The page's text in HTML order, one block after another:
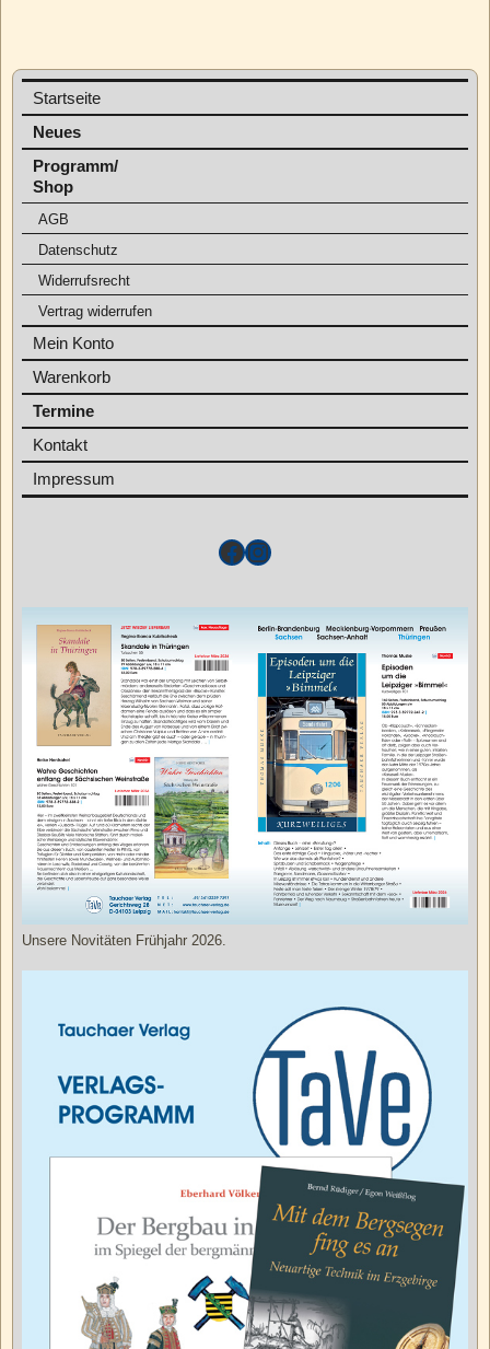
Startseite
Neues
Programm/
Shop
AGB
Datenschutz
Widerrufsrecht
Vertrag widerrufen
Mein Konto
Warenkorb
Termine
Kontakt
Impressum
Unsere Novitäten Frühjahr 2026.